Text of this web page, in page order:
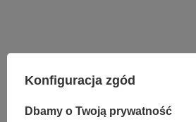
Marka
Konfiguracja zgód
Dbamy o Twoją prywatność